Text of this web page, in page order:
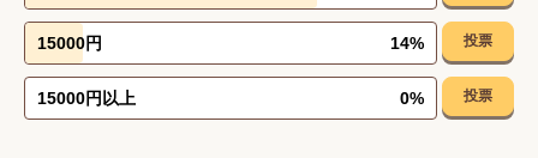
15000円 14% 投票
15000円以上 0% 投票